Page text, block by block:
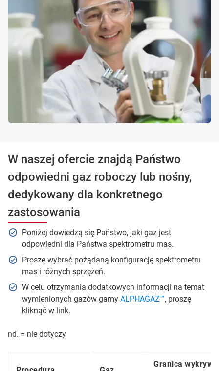
W naszej ofercie znajdą Państwo
odpowiedni gaz roboczy lub nośny,
dedykowany dla konkretnego
zastosowania
Poniżej dowiedzą się Państwo, jaki gaz jest
odpowiedni dla Państwa spektrometru mas.
Proszę wybrać pożądaną konfigurację spektrometru
mas i różnych sprzężeń.
W celu otrzymania dodatkowych informacji na temat
wymienionych gazów gamy ALPHAGAZ™, proszę
kliknąć w link.
nd. = nie dotyczy
Granica